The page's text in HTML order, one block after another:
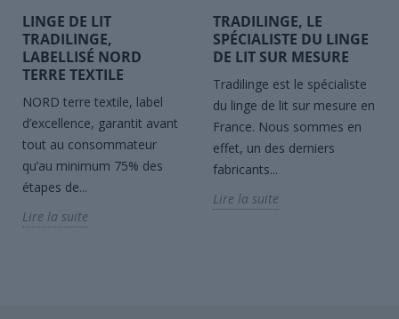
LINGE DE LIT
TRADILINGE,
LABELLISÉ NORD
TERRE TEXTILE
NORD terre textile, label
d’excellence, garantit avant
tout au consommateur
qu’au minimum 75% des
étapes de...
Lire la suite
TRADILINGE, LE
SPÉCIALISTE DU LINGE
DE LIT SUR MESURE
Tradilinge est le spécialiste
du linge de lit sur mesure en
France. Nous sommes en
effet, un des derniers
fabricants...
Lire la suite